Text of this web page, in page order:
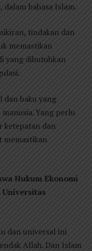
bahasa Islam.
tindakan dan
memastikan
yang dibutuhkan
baku yang
Yang perlu
ketepatan dan
memastikan
Hukum Ekonomi
Universitas
dan universal ini
Allah. Dan Islam